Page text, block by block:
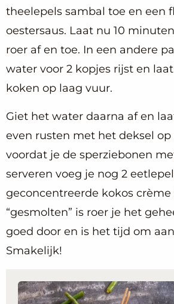
theelepels sambal toe en een
oestersaus. Laat nu 10
roer af en toe. In een andere
water voor 2 kopjes rijst en
koken op laag vuur.
Giet het water daarna af en
even rusten met het deksel op
voordat je de sperziebonen
serveren voeg je nog 2
geconcentreerde kokos crème
“gesmolten” is roer je het
goed door en is het tijd om
Smakelijk!